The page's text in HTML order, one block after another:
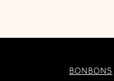
BONBONS